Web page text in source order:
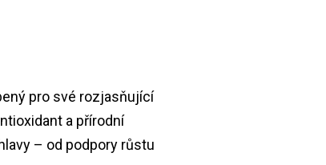
pro své rozjasňující
a přírodní
– od podpory růstu